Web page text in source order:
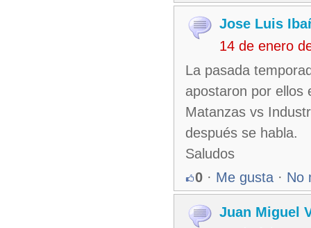
Jose Luis
14 de enero
La pasada
apostaron por ellos
Matanzas vs
después se habla.
Saludos
0 · Me gusta · No
Juan Miguel